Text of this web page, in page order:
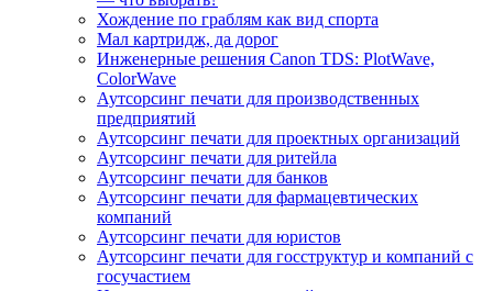
Хождение по граблям как вид спорта
Мал картридж, да дорог
Инженерные решения Canon TDS: PlotWave,
ColorWave
Аутсорсинг печати для производственных
предприятий
Аутсорсинг печати для проектных организаций
Аутсорсинг печати для ритейла
Аутсорсинг печати для банков
Аутсорсинг печати для фармацевтических
компаний
Аутсорсинг печати для юристов
Аутсорсинг печати для госструктур и компаний с
госучастием